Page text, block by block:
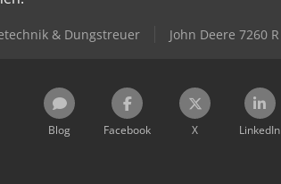
& Dungstreuer John Deere 7260 R
Blog Facebook X LinkedIn